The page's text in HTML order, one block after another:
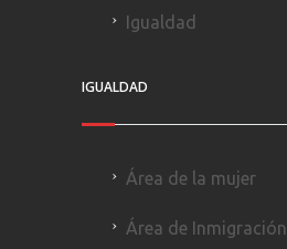
Igualdad
IGUALDAD
Área de la mujer
Área de Inmigración